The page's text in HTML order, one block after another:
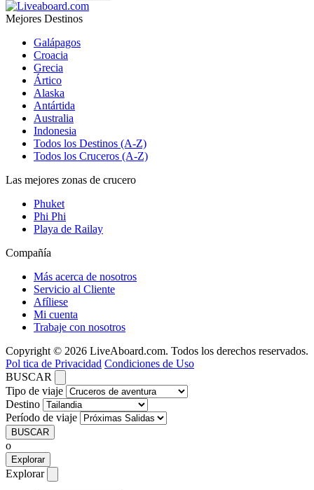
Mejores Destinos
Galápagos
Croacia
Grecia
Ártico
Alaska
Antártida
Australia
Indonesia
Todos los Destinos (A-Z)
Todos los Cruceros (A-Z)
Las mejores zonas de crucero
Phuket
Phi Phi
Playa de Railay
Compañía
Más acerca de nosotros
Servicio al Cliente
Afíliese
Mi cuenta
Trabaje con nosotros
Copyright © 2026 LiveAboard.com. Todos los derechos reservados.
Pol tica de Privacidad Condiciones de Uso
BUSCAR
Tipo de viaje
Destino
Período de viaje
BUSCAR
o
Explorar
Explorar